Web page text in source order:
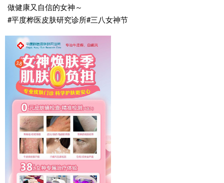
做健康又自信的女神～
#平度桦医皮肤研究诊所#三八女神节